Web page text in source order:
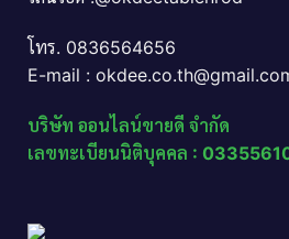
โทร. 0836564656
E-mail :
บริษัท ออนไลน์ขายดี จำกัด
เลขทะเบียนนิติบุคคล :